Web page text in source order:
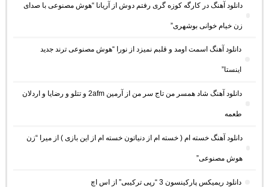
دانلود آهنگ در کارگه کوزه گری رفتم دوش از آریانا “هوش مصنوعی با صدای
زن خیام خوانی بوشهری”
دانلود آهنگ اسمت اومد و قلبم نمیزد از نورا “هوش مصنوعی ترند جدید
اینستا”
دانلود آهنگ شاد همسر من تاج سر من از آرمین 2afm و تتلو و رضایا و اردلان
طعمه
دانلود آهنگ خسته ام ( خسته ام از دنیاتون خسته ام از این بازی ) از میرا “زن
هوش مصنوعی”
دانلود ریمیکس پارکینسون 3 “رپی ترکیبی” از اس اچ